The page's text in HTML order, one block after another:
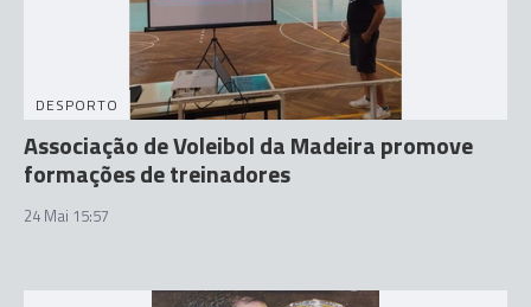
DESPORTO
Associação de Voleibol da Madeira promove
formações de treinadores
24 Mai 15:57